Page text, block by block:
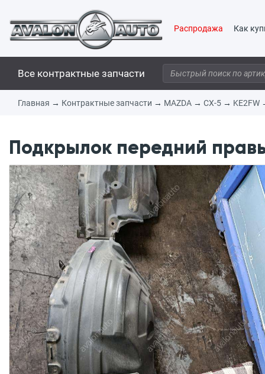
Распродажа Как
Все контрактные запчасти
Главная → Контрактные запчасти → MAZDA → CX-5 → KE2FW
Подкрылок передний